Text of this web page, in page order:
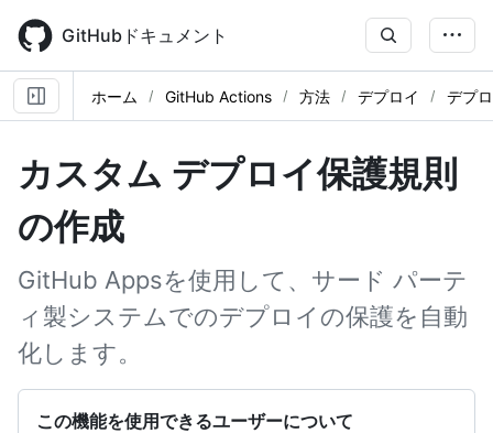
main
content
GitHubドキュメント
ホーム GitHub Actions 方法 デプロイ デプ
カスタム デプロイ保護規則
の作成
GitHub Appsを使用して、サード パーテ
ィ製システムでのデプロイの保護を自動
化します。
この機能を使用できるユーザーについて